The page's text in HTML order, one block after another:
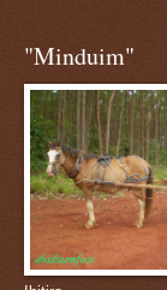
"Minduim"